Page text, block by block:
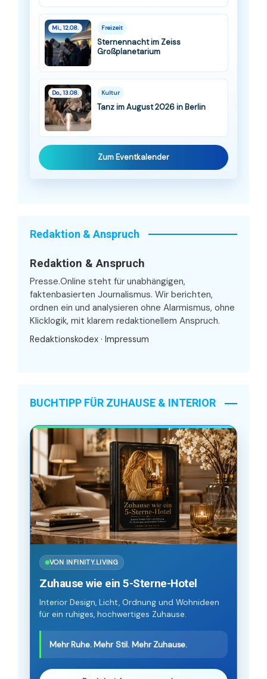
Mi., 12.08. Freizeit
Sternennacht im Zeiss
Großplanetarium
Do., 13.08. Kultur
Tanz im August 2026 in Berlin
Zum Eventkalender
Redaktion & Anspruch
Redaktion & Anspruch
Presse.Online steht für unabhängigen,
faktenbasierten Journalismus. Wir berichten,
ordnen ein und analysieren ohne Alarmismus, ohne
Klicklogik, mit klarem redaktionellem Anspruch.
Redaktionskodex · Impressum
BUCHTIPP FÜR ZUHAUSE & INTERIOR
VON INFINITY.LIVING
Zuhause wie ein 5-Sterne-Hotel
Interior Design, Licht, Ordnung und Wohnideen
für ein ruhiges, hochwertiges Zuhause.
Mehr Ruhe. Mehr Stil. Mehr Zuhause.